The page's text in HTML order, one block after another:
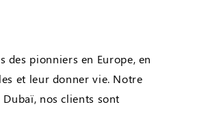
des pionniers en Europe, en
et leur donner vie. Notre
nos clients sont